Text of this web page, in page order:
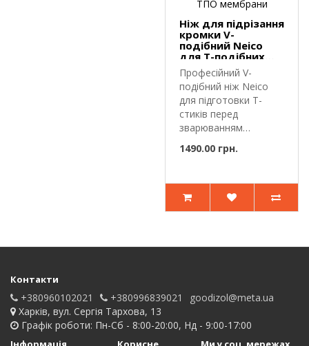
Ніж для підрізання
кромки V-
подібний Neico
для Т-подібних
швів ПВХ і ТПО
мембрани
Професійний V-
подібний ніж Neico
для підготовки Т-
стиків перед
зварюванням
ніж N..
1490.00 грн.
Контакти
+380960102021 +380996839021
goodizol@meta.ua
Харків, вул. Сергія Тархова, 13
Графік роботи: Пн-Сб - 8:00-20:00, Нд - 9:00-17:00